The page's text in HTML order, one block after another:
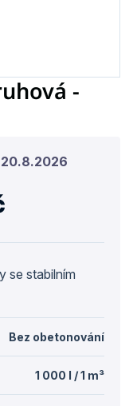
-
20.8.2026
se stabilním
Bez obetonování
1 000 l / 1 m³